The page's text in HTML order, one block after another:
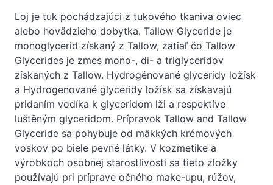
Loj je tuk pochádzajúci z tukového tkaniva oviec
alebo hovädzieho dobytka. Tallow Glyceride je
monoglycerid získaný z Tallow, zatiaľ čo Tallow
Glycerides je zmes mono-, di- a triglyceridov
získaných z Tallow. Hydrogénované glyceridy ložísk
a Hydrogenované glyceridy ložísk sa získavajú
pridaním vodíka k glyceridom lži a respektíve
luštěným glyceridom. Prípravok Tallow and Tallow
Glyceride sa pohybuje od mäkkých krémových
voskov po biele pevné látky. V kozmetike a
výrobkoch osobnej starostlivosti sa tieto zložky
používajú pri príprave očného make-upu, rúžov,